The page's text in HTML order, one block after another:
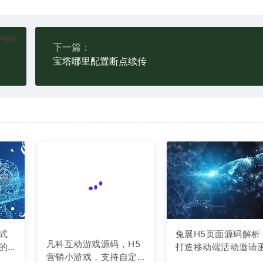
下一篇：
宝塔哪里配置断点续传
凡科互动游戏源码，H5
营销小游戏，支持自定
兔展H5页面源码解析
打造移动端活动邀请